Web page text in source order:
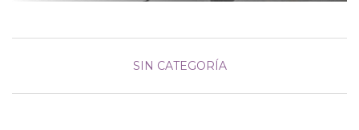
SIN CATEGORÍA